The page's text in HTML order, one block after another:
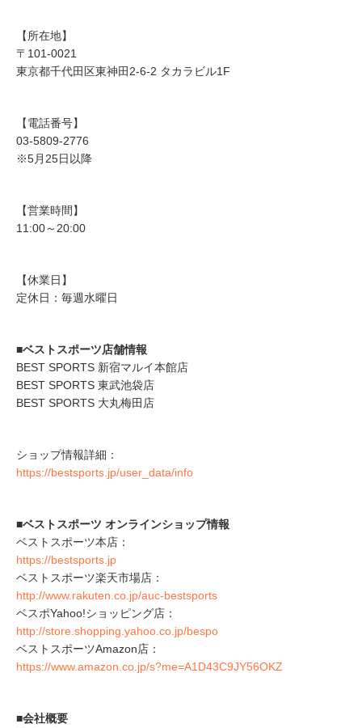
【所在地】
〒101-0021
東京都千代田区東神田2-6-2 タカラビル1F
【電話番号】
03-5809-2776
※5月25日以降
【営業時間】
11:00～20:00
【休業日】
定休日：毎週水曜日
■ベストスポーツ店舗情報
BEST SPORTS 新宿マルイ本館店
BEST SPORTS 東武池袋店
BEST SPORTS 大丸梅田店
ショップ情報詳細：
https://bestsports.jp/user_data/info
■ベストスポーツ オンラインショップ情報
ベストスポーツ本店：
https://bestsports.jp
ベストスポーツ楽天市場店：
http://www.rakuten.co.jp/auc-bestsports
ベスポYahoo!ショッピング店：
http://store.shopping.yahoo.co.jp/bespo
ベストスポーツAmazon店：
https://www.amazon.co.jp/s?me=A1D43C9JY56OKZ
■会社概要